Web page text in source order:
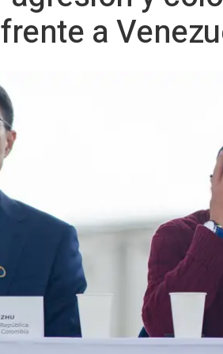
frente a